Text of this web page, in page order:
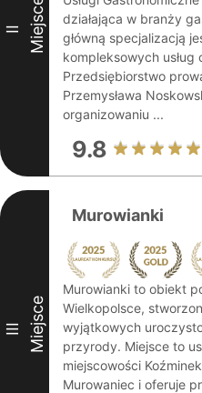
II Miejsce
działająca w branży
główną specjalizacją
kompleksowych usług
Przedsiębiorstwo
Przemysława
organizowaniu ...
9.8
III Miejsce
Murowianki
Murowianki to obiekt
Wielkopolsce,
wyjątkowych
przyrody. Miejsce to
miejscowości
Murowaniec i oferuje